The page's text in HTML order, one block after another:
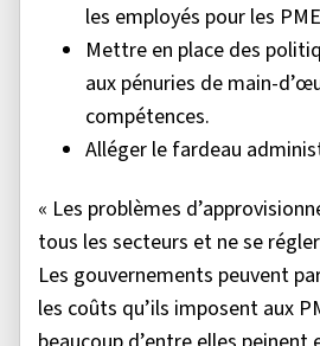
les employés pour les
Mettre en place des
aux pénuries de main-
compétences.
Alléger le fardeau
« Les problèmes
tous les secteurs et ne se
Les gouvernements peuvent
les coûts qu’ils imposent aux